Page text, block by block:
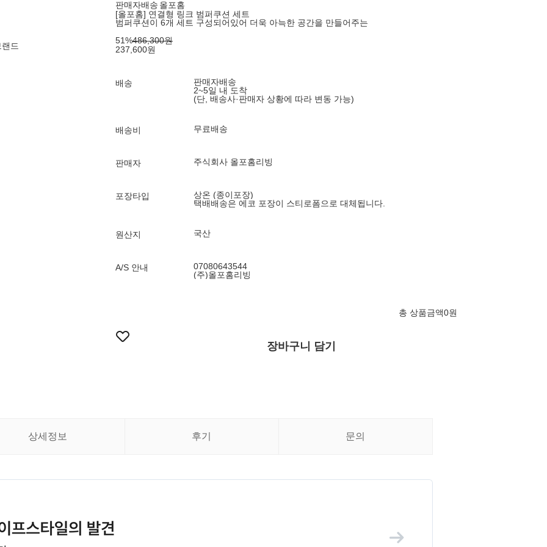
드
판매자배송 올포홈
[올포홈] 연결형 링크 범퍼쿠션 세트
범퍼쿠션이 6개 세트 구성되어있어 더욱 아늑한 공간을 만들어주는
51%486,300원
237,600원
배송
판매자배송
2~5일 내 도착
(단, 배송사·판매자 상황에 따라 변동 가능)
배송비 무료배송
판매자 주식회사 올포홈리빙
포장타입
상온 (종이포장)
택배배송은 에코 포장이 스티로폼으로 대체됩니다.
원산지 국산
A/S 안내
07080643544
(주)올포홈리빙
총 상품금액0원
장바구니 담기
상세정보 후기 문의